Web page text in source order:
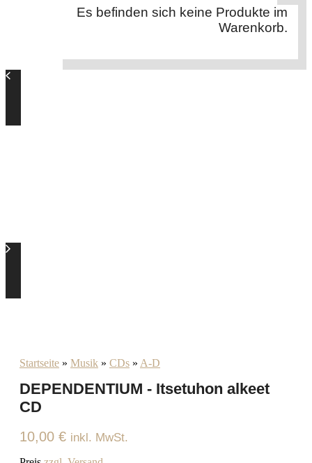
Es befinden sich keine Produkte im
Warenkorb.
Startseite » Musik » CDs » A-D
DEPENDENTIUM - Itsetuhon alkeet
CD
10,00 € inkl. MwSt.